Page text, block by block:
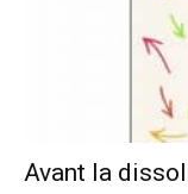
Avant la